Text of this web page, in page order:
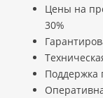
Цены на
30%
Поддержка